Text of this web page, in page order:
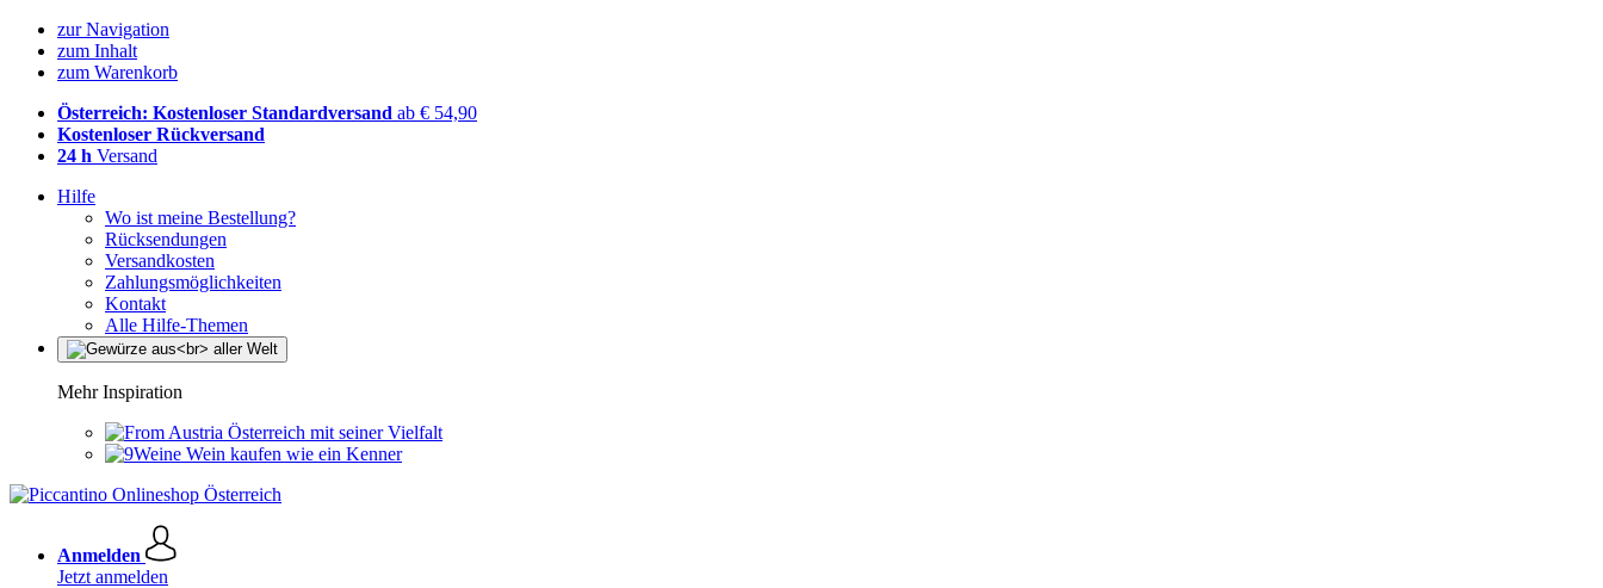
zur Navigation
zum Inhalt
zum Warenkorb
Österreich: Kostenloser Standardversand ab € 54,90
Kostenloser Rückversand
24 h Versand
Hilfe
Wo ist meine Bestellung?
Rücksendungen
Versandkosten
Zahlungsmöglichkeiten
Kontakt
Alle Hilfe-Themen
Mehr Inspiration
Österreich mit seiner Vielfalt
Wein kaufen wie ein Kenner
Anmelden
Jetzt anmelden